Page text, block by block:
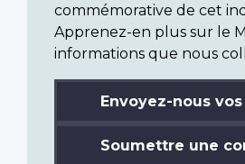
commémorative de cet
Apprenez-en plus sur le
informations que nous
Envoyez-nous
Soumettre une